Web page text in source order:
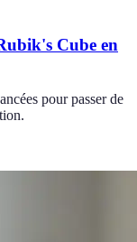
Cube en
pour passer de